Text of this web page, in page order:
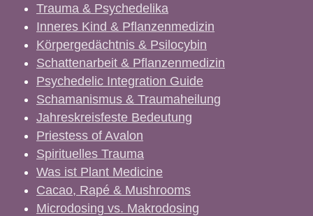
Trauma & Psychedelika
Inneres Kind & Pflanzenmedizin
Körpergedächtnis & Psilocybin
Schattenarbeit & Pflanzenmedizin
Psychedelic Integration Guide
Schamanismus & Traumaheilung
Jahreskreisfeste Bedeutung
Priestess of Avalon
Spirituelles Trauma
Was ist Plant Medicine
Cacao, Rapé & Mushrooms
Microdosing vs. Makrodosing